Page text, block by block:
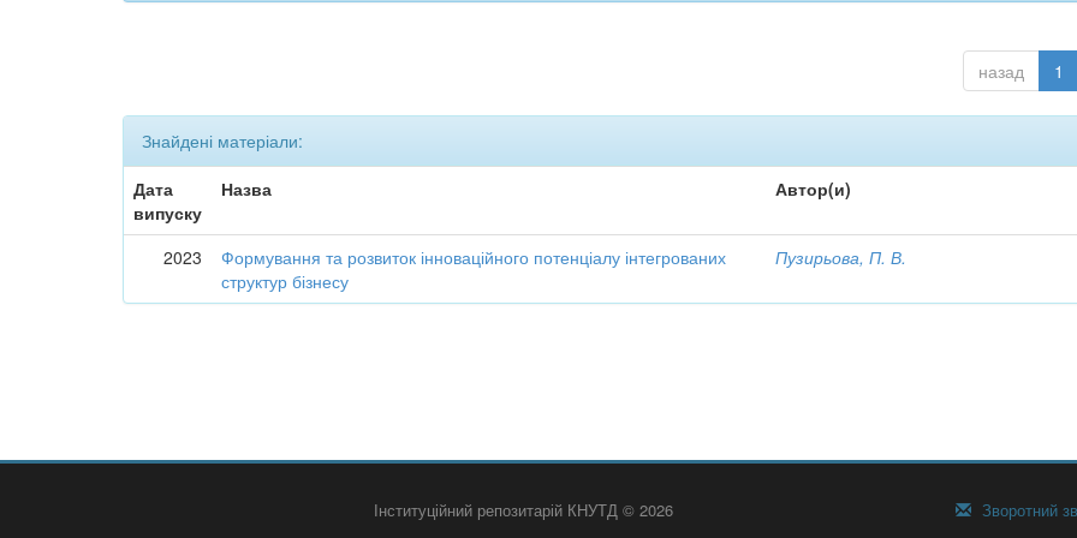
назад 1
Знайдені матеріали:
Дата
випуску
Назва Автор(и)
2023
Формування та розвиток інноваційного потенціалу інтегрованих
структур бізнесу
Пузирьова, П. В.
Інституційний репозитарій КНУТД © 2026 Зворотний